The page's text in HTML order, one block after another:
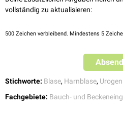
vollständig zu aktualisieren:
500 Zeichen verbleibend. Mindestens 5
Stichworte: Blase, Harnblase,
Fachgebiete: Bauch- und